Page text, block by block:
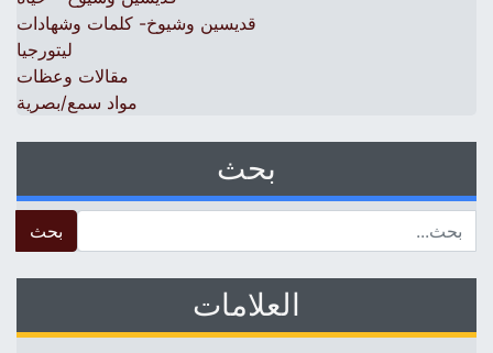
قديسين وشيوخ- كلمات وشهادات
ليتورجيا
مقالات وعظات
مواد سمع/بصرية
بحث
العلامات